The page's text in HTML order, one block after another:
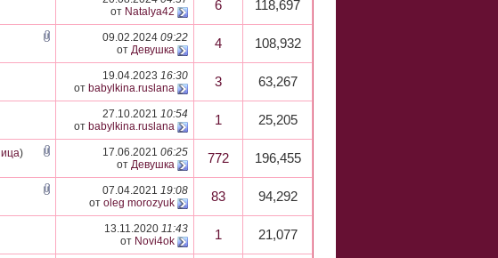
от Natalya42 6 118,697
09.02.2024 09:22
от Девушка 4 108,932
19.04.2023 16:30
от babylkina.ruslana 3 63,267
27.10.2021 10:54
от babylkina.ruslana 1 25,205
)
17.06.2021 06:25
от Девушка 772 196,455
07.04.2021 19:08
от oleg morozyuk 83 94,292
13.11.2020 11:43
от Novi4ok 1 21,077